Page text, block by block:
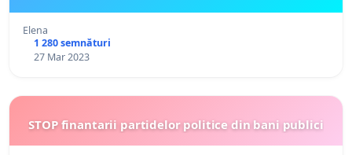
Elena
1 280 semnături
27 Mar 2023
STOP finantarii partidelor politice din bani publici